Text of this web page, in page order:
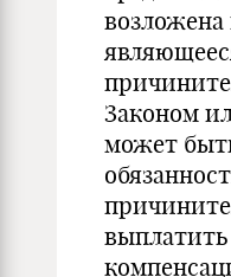
возложена
Законом
может